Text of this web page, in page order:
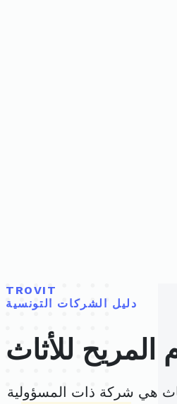
TROVIT
دليل الشركات التونسية
المريح للأثاث
هي شركة ذات المسؤولية